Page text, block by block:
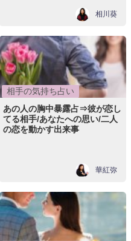
相川葵
相手の気持ち占い
あの人の胸中暴露占⇒彼が恋し
てる相手/あなたへの思い/二人
の恋を動かす出来事
華紅弥